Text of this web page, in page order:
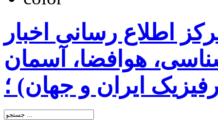
اطلاع رسانی اخبار
هوافضا، آسمان
ایران و جهان) ؛